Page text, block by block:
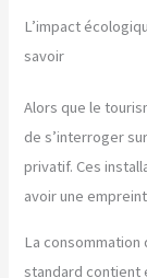
L’impact
savoir
Alors que le
de s’interroger
privatif. Ces
avoir une
La consommation
standard contient